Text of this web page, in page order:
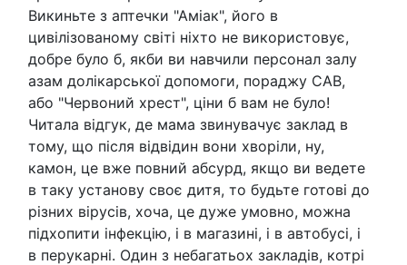
Викиньте з аптечки "Аміак", його в
цивілізованому світі ніхто не використовує,
добре було б, якби ви навчили персонал залу
азам долікарської допомоги, пораджу САВ,
або "Червоний хрест", ціни б вам не було!
Читала відгук, де мама звинувачує заклад в
тому, що після відвідин вони хворіли, ну,
камон, це вже повний абсурд, якщо ви ведете
в таку установу своє дитя, то будьте готові до
різних вірусів, хоча, це дуже умовно, можна
підхопити інфекцію, і в магазині, і в автобусі, і
в перукарні. Один з небагатьох закладів, котрі